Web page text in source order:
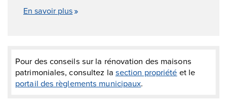
En savoir plus
Pour des conseils sur la rénovation des maisons
patrimoniales, consultez la section propriété et le
portail des règlements municipaux.